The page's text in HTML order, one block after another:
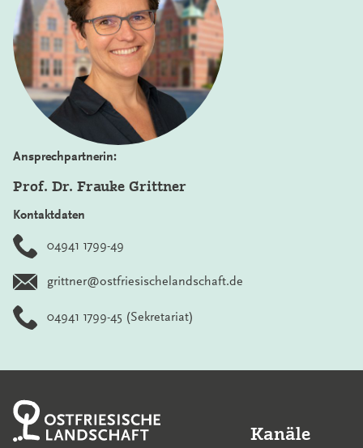
Ansprechpartnerin:
Prof. Dr. Frauke Grittner
Kontaktdaten
04941 1799-49
grittner@ostfriesischelandschaft.de
04941 1799-45 (Sekretariat)
Kanäle